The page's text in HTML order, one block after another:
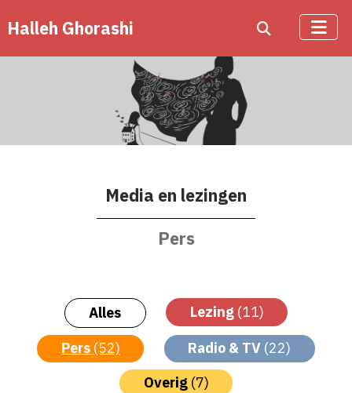
Halleh Ghorashi
Media en lezingen
Pers
Alles Lezing (11)
Pers (52) Radio & TV (22)
Overig (7)